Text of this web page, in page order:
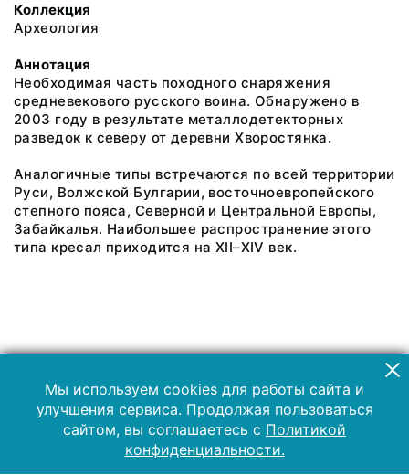
Коллекция
Археология
Аннотация
Необходимая часть походного снаряжения
средневекового русского воина. Обнаружено в
2003 году в результате металлодетекторных
разведок к северу от деревни Хворостянка.
Аналогичные типы встречаются по всей территории
Руси, Волжской Булгарии, восточноевропейского
степного пояса, Северной и Центральной Европы,
Забайкалья. Наибольшее распространение этого
типа кресал приходится на XII–XIV век.
Мы используем cookies для работы сайта и
улучшения сервиса. Продолжая пользоваться
сайтом, вы соглашаетесь с Политикой
конфиденциальности.